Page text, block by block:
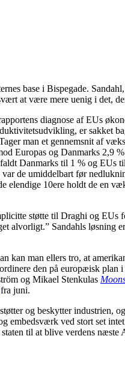
base i Bispegade.
at være mere uenig i det,
diagnose af EUs
er sakket
man et gennemsnit af
Europas og Danmarks 2,9
Danmarks til 1 % og EUs
de umiddelbart før
elendige 10ere holdt de en
støtte til Draghi og
alvorligt.” Sandahls løsning
kan man ellers tro, at
den på europæisk plan
og Mikael Stenkulas
fra juni.
og beskytter industrien,
ved stort set
til at blive verdens